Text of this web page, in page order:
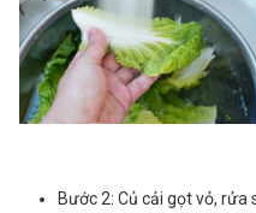
Bước 2: Củ cải gọt vỏ, rửa